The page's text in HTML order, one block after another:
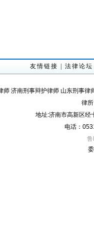
友情链接 法律论坛
济南刑事辩护律师 山东刑事
律
地址:济南市高新区经
电话：